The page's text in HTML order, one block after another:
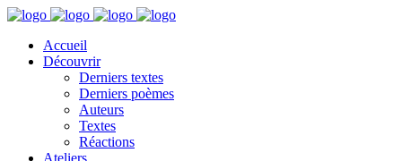
Accueil
Découvrir
Derniers textes
Derniers poèmes
Auteurs
Textes
Réactions
Ateliers